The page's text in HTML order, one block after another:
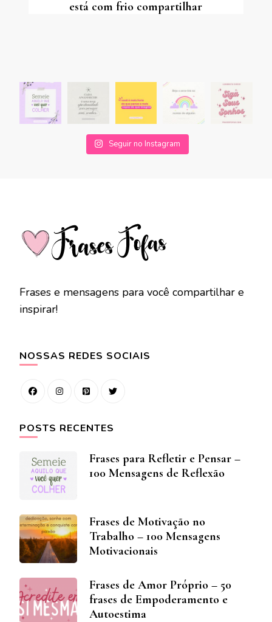
está com frio compartilhar
Seguir no Instagram
Frases e mensagens para você compartilhar e
inspirar!
NOSSAS REDES SOCIAIS
POSTS RECENTES
Frases para Refletir e Pensar –
100 Mensagens de Reflexão
Frases de Motivação no
Trabalho – 100 Mensagens
Motivacionais
Frases de Amor Próprio – 50
frases de Empoderamento e
Autoestima